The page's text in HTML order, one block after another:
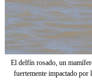
El delfín rosado, un
fuertemente impactado